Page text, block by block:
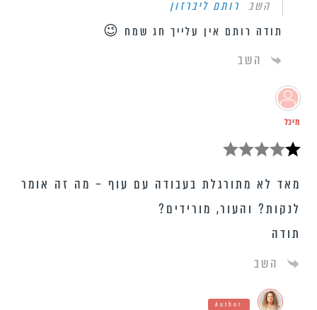
השב רותם ליברזון
תודה רותם אין עלייך חג שמח 😉
השב
מיכל
מאד לא מתורגלת בעבודה עם עוף – מה זה אומר
לנקות? והעור, מורידים?
תודה
השב
Author